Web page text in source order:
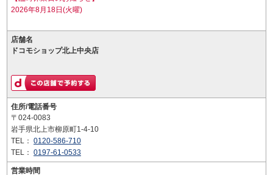
2026年8月18日(火曜)
店舗名
ドコモショップ北上中央店
住所/電話番号
〒024-0083
岩手県北上市柳原町1-4-10
TEL： 0120-586-710
TEL： 0197-61-0533
営業時間